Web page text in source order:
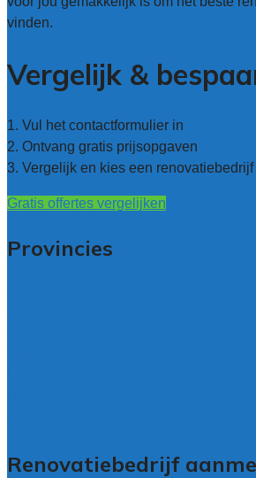
vinden.
Vergelijk &
1. Vul het contactformulier in
2. Ontvang gratis prijsopgaven
3. Vergelijk en kies een renovatiebedrijf
Gratis offertes vergelijken
Provincies
Renovatiebedrijf